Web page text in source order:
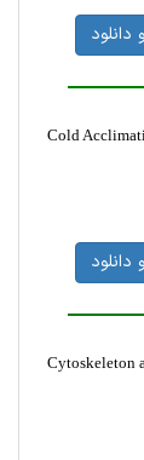
Cold
Cytoskeleton